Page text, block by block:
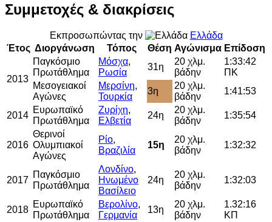
Συμμετοχές & διακρίσεις
Εκπροσωπώντας την
Ελλάδα
Έτος Διοργάνωση Τόπος Θέση Αγώνισμα Επίδοση
2013
Παγκόσμιο
Πρωτάθλημα
Μόσχα,
Ρωσία
31η
20 χλμ.
βάδην
1:33:42
ΠΚ
Μεσογειακοί
Αγώνες
Μερσίνη,
Τουρκία
3η
20 χλμ.
βάδην
1:41:53
2014
Ευρωπαϊκό
Πρωτάθλημα
Ζυρίχη,
Ελβετία
24η
20 χλμ.
βάδην
1:35:54
2016
Θερινοί
Ολυμπιακοί
Αγώνες
Ρίο,
Βραζιλία
15η
20 χλμ.
βάδην
1:32:32
2017
Παγκόσμιο
Πρωτάθλημα
Λονδίνο,
Ηνωμένο
Βασίλειο
24η
20 χλμ.
βάδην
1:32:03
2018
Ευρωπαϊκό
Πρωτάθλημα
Βερολίνο,
Γερμανία
13η
20 χλμ.
βάδην
1.32:16
ΚΠ